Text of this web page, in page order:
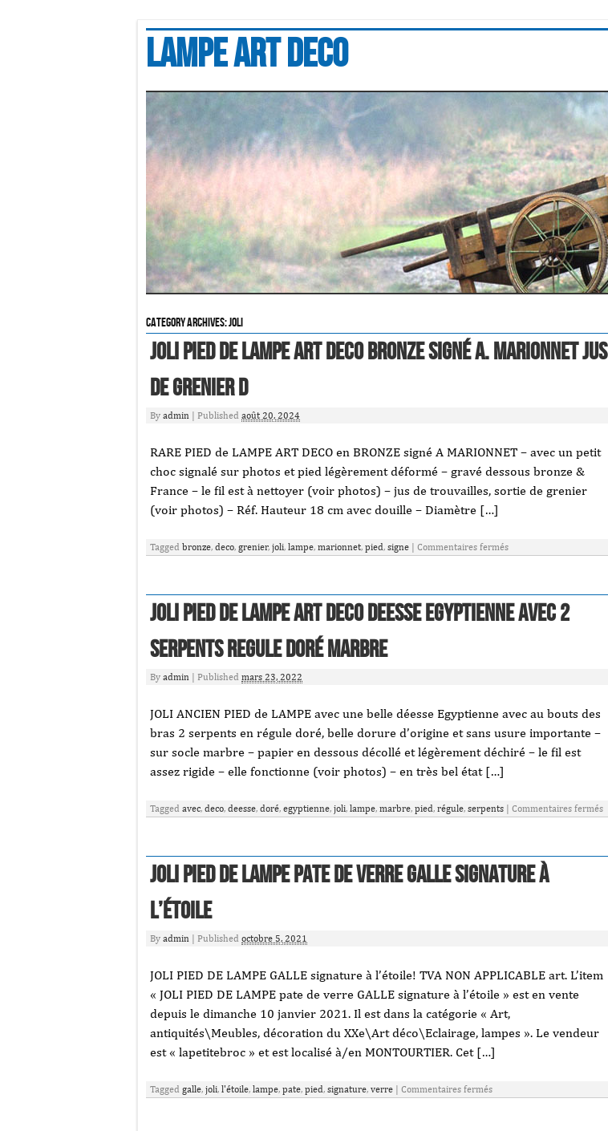
Lampe art deco
Category Archives:joli
JOLI PIED DE LAMPE ART DECO BRONZE signé A. MARIONNET Jus
de GRENIER D
By admin Published août 20, 2024
RARE PIED de LAMPE ART DECO en BRONZE signé A MARIONNET – avec un petit
choc signalé sur photos et pied légèrement déformé – gravé dessous bronze &
France – le fil est à nettoyer (voir photos) – jus de trouvailles, sortie de grenier
(voir photos) – Réf. Hauteur 18 cm avec douille – Diamètre […]
Tagged bronze, deco, grenier, joli, lampe, marionnet, pied, signe Commentaires fermés
JOLI PIED de LAMPE ART DECO DEESSE EGYPTIENNE avec 2
Serpents REGULE doré marbre
By admin Published mars 23, 2022
JOLI ANCIEN PIED de LAMPE avec une belle déesse Egyptienne avec au bouts des
bras 2 serpents en régule doré, belle dorure d’origine et sans usure importante –
sur socle marbre – papier en dessous décollé et légèrement déchiré – le fil est
assez rigide – elle fonctionne (voir photos) – en très bel état […]
Tagged avec, deco, deesse, doré, egyptienne, joli, lampe, marbre, pied, régule, serpents Commentaires fermés
JOLI PIED DE LAMPE pate de verre GALLE signature à
l’étoile
By admin Published octobre 5, 2021
JOLI PIED DE LAMPE GALLE signature à l’étoile! TVA NON APPLICABLE art. L’item
« JOLI PIED DE LAMPE pate de verre GALLE signature à l’étoile » est en vente
depuis le dimanche 10 janvier 2021. Il est dans la catégorie « Art,
antiquités\Meubles, décoration du XXe\Art déco\Eclairage, lampes ». Le vendeur
est « lapetitebroc » et est localisé à/en MONTOURTIER. Cet […]
Tagged galle, joli, l'étoile, lampe, pate, pied, signature, verre Commentaires fermés